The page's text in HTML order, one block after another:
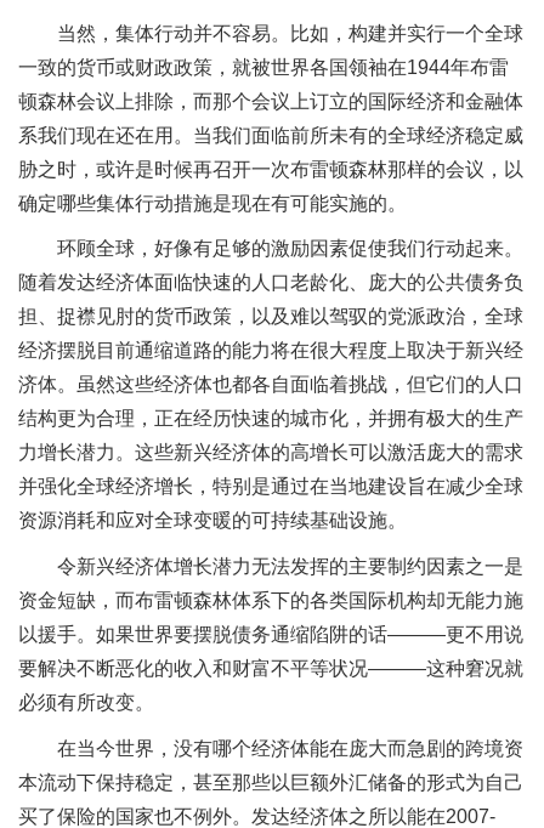
当然，集体行动并不容易。比如，构建并实行一个全球
一致的货币或财政政策，就被世界各国领袖在1944年布雷
顿森林会议上排除，而那个会议上订立的国际经济和金融体
系我们现在还在用。当我们面临前所未有的全球经济稳定威
胁之时，或许是时候再召开一次布雷顿森林那样的会议，以
确定哪些集体行动措施是现在有可能实施的。
环顾全球，好像有足够的激励因素促使我们行动起来。
随着发达经济体面临快速的人口老龄化、庞大的公共债务负
担、捉襟见肘的货币政策，以及难以驾驭的党派政治，全球
经济摆脱目前通缩道路的能力将在很大程度上取决于新兴经
济体。虽然这些经济体也都各自面临着挑战，但它们的人口
结构更为合理，正在经历快速的城市化，并拥有极大的生产
力增长潜力。这些新兴经济体的高增长可以激活庞大的需求
并强化全球经济增长，特别是通过在当地建设旨在减少全球
资源消耗和应对全球变暖的可持续基础设施。
令新兴经济体增长潜力无法发挥的主要制约因素之一是
资金短缺，而布雷顿森林体系下的各类国际机构却无能力施
以援手。如果世界要摆脱债务通缩陷阱的话———更不用说
要解决不断恶化的收入和财富不平等状况———这种窘况就
必须有所改变。
在当今世界，没有哪个经济体能在庞大而急剧的跨境资
本流动下保持稳定，甚至那些以巨额外汇储备的形式为自己
买了保险的国家也不例外。发达经济体之所以能在2007-